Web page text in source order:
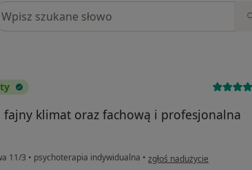
w opiniach
klimat oraz fachową i profesjonalna
11/3 • psychoterapia indywidualna • w opinii użytkownika tobiasz
zgłoś nadużycie